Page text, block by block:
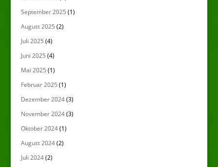
September 2025 (1)
August 2025 (2)
Juli 2025 (4)
Juni 2025 (4)
Mai 2025 (1)
Februar 2025 (1)
Dezember 2024(3)
November 2024(3)
Oktober 2024(1)
August 2024(2)
Juli 2024(2)